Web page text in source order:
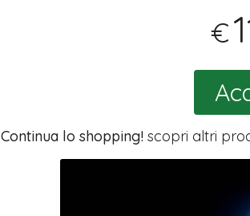
€
Continua lo shopping!scopri altri